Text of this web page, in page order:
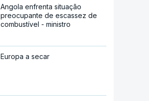
Angola enfrenta situação
preocupante de escassez de
combustível - ministro
Europa a secar